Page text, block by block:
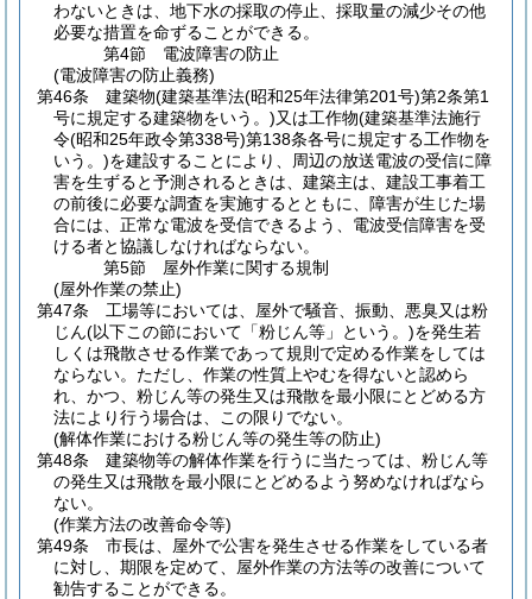
わないときは、地下水の採取の停止、採取量の減少その他
必要な措置を命ずることができる。
第4節
電波障害の防止
(電波障害の防止義務)
第46条
建築物(建築基準法(昭和25年法律第201号)第2条第1
号に規定する建築物をいう。)又は工作物(建築基準法施行
令(昭和25年政令第338号)第138条各号に規定する工作物を
いう。)を建設することにより、周辺の放送電波の受信に障
害を生ずると予測されるときは、建築主は、建設工事着工
の前後に必要な調査を実施するとともに、障害が生じた場
合には、正常な電波を受信できるよう、電波受信障害を受
ける者と協議しなければならない。
第5節
屋外作業に関する規制
(屋外作業の禁止)
第47条
工場等においては、屋外で騒音、振動、悪臭又は粉
じん(以下この節において「粉じん等」という。)を発生若
しくは飛散させる作業であって規則で定める作業をしては
ならない。 ただし、作業の性質上やむを得ないと認めら
れ、かつ、粉じん等の発生又は飛散を最小限にとどめる方
法により行う場合は、この限りでない。
(解体作業における粉じん等の発生等の防止)
第48条
建築物等の解体作業を行うに当たっては、粉じん等
の発生又は飛散を最小限にとどめるよう努めなければなら
ない。
(作業方法の改善命令等)
第49条
市長は、屋外で公害を発生させる作業をしている者
に対し、期限を定めて、屋外作業の方法等の改善について
勧告することができる。